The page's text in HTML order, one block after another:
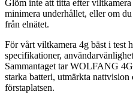
Glöm inte att titta efter
minimera underhållet, eller om
från elnätet.
För vårt viltkamera 4g bäst i test
specifikationer,
Sammantaget tar WOLFANG
starka batteri, utmärkta nattvision
förstaplatsen.